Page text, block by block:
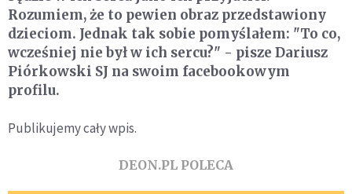
Rozumiem, że to pewien obraz przedstawiony
dzieciom. Jednak tak sobie pomyślałem: "To co,
wcześniej nie był w ich sercu?" - pisze Dariusz
Piórkowski SJ na swoim facebookowym
profilu.
Publikujemy cały wpis.
DEON.PL POLECA